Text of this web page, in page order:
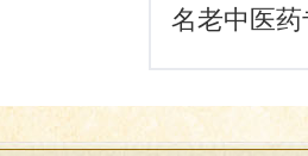
名老中医